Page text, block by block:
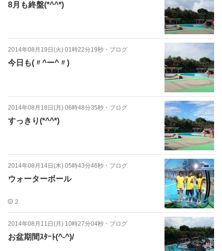
8月も終盤(*^^*)
2014年08月19日(火) 01時22分19秒 ・ ブログ
今日も(〃^ー^〃)
2014年08月18日(月) 06時48分35秒 ・ ブログ
すっきり(*^^*)
2014年08月14日(木) 05時43分46秒 ・ ブログ
ウォーターボール
2
2014年08月11日(月) 10時27分04秒 ・ ブログ
お盆期間ｽﾀｰﾄ(^-^)/